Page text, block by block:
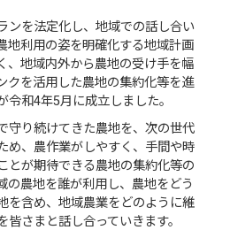
ンを法定化し、地域での話し合い
地利用の姿を明確化する地域計画
、地域内外から農地の受け手を幅
クを活用した農地の集約化等を進
令和4年5月に成立しました。
守り続けてきた農地を、次の世代
め、農作業がしやすく、手間や時
とが期待できる農地の集約化等の
の農地を誰が利用し、農地をどう
を含め、地域農業をどのように維
さまと話し合っていきます。